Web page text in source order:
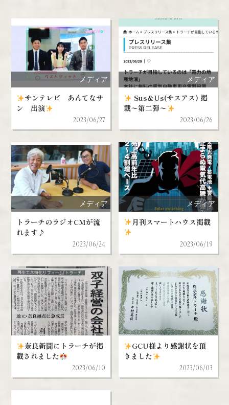
メディア
サンテレビ あんてなサ
ン 出演
2023/06/27
メディア
Sus&Us(サスアス) 掲
載〜第二弾〜
2023/06/26
メディア
トラーチのラジオCMが流
れます♪
2023/06/24
メディア
月刊スマートハウス掲載
2023/06/19
奈良新聞にトラーチが掲
載されました
2023/06/10
GCU様より感謝状を頂
きました
2023/06/03